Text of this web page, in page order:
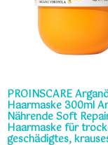
PROINSCARE
Haarmaske 300ml
Nährende Soft
Haarmaske für
geschädigtes,